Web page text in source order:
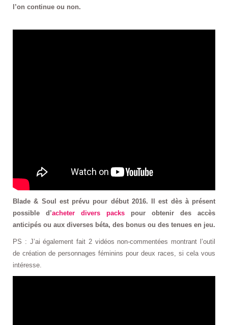
l’on continue ou non.
Blade & Soul est prévu pour début 2016. Il est dès à présent
possible d’acheter divers packs pour obtenir des accès
anticipés ou aux diverses béta, des bonus ou des tenues en jeu.
PS : J’ai également fait 2 vidéos non-commentées montrant l’outil
de création de personnages féminins pour deux races, si cela vous
intéresse.